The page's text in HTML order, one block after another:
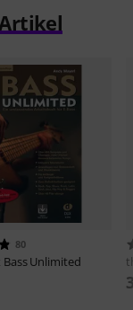
80
Bass Unlimited